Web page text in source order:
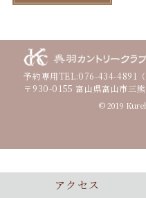
予約専用TEL:076-434-4891
〒930-0155 富山県富山市三
© 2019
アクセス